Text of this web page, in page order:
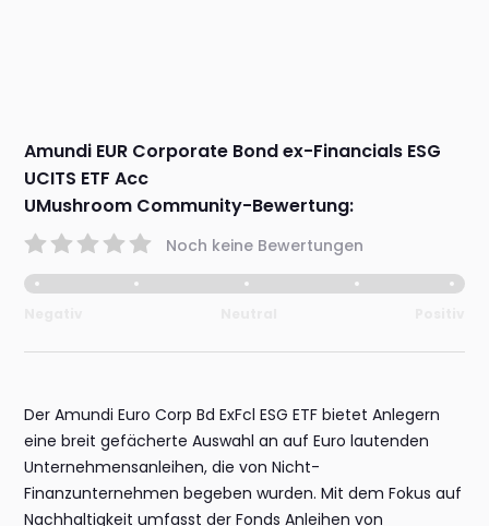
Amundi EUR Corporate Bond ex-Financials ESG
UCITS ETF Acc
UMushroom Community-Bewertung:
Noch keine Bewertungen
Der Amundi Euro Corp Bd ExFcl ESG ETF bietet Anlegern
eine breit gefächerte Auswahl an auf Euro lautenden
Unternehmensanleihen, die von Nicht-
Finanzunternehmen begeben wurden. Mit dem Fokus auf
Nachhaltigkeit umfasst der Fonds Anleihen von